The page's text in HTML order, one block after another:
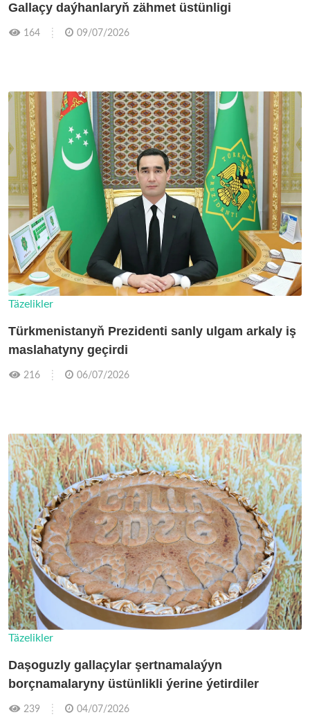
Gallaçy daýhanlaryň zähmet üstünligi
164 09/07/2026
Täzelikler
Türkmenistanyň Prezidenti sanly ulgam arkaly iş
maslahatyny geçirdi
216 06/07/2026
Täzelikler
Daşoguzly gallaçylar şertnamalaýyn
borçnamalaryny üstünlikli ýerine ýetirdiler
239 04/07/2026